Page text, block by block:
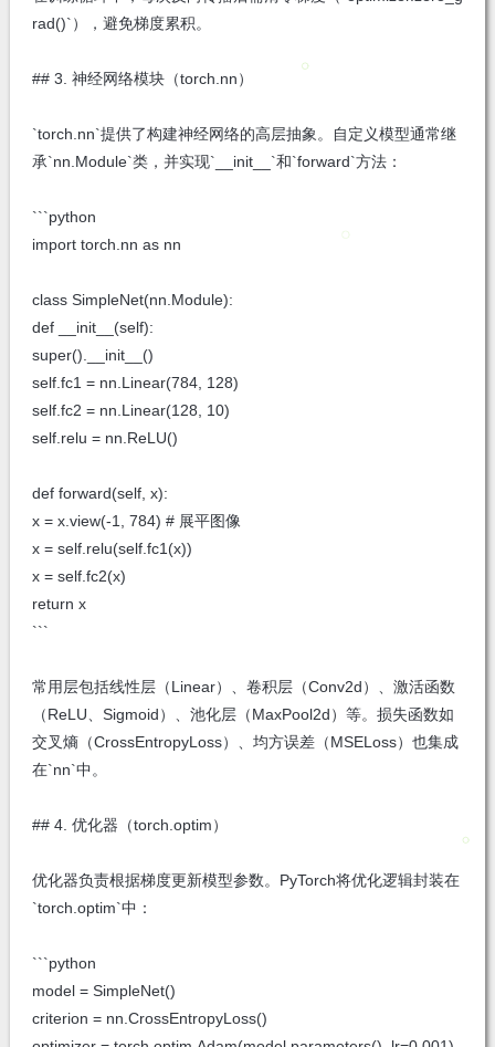
rad()`），避免梯度累积。
## 3. 神经网络模块（torch.nn）
`torch.nn`提供了构建神经网络的高层抽象。自定义模型通常继
承`nn.Module`类，并实现`__init__`和`forward`方法：
```python
import torch.nn as nn
class SimpleNet(nn.Module):
def __init__(self):
super().__init__()
self.fc1 = nn.Linear(784, 128)
self.fc2 = nn.Linear(128, 10)
self.relu = nn.ReLU()
def forward(self, x):
x = x.view(-1, 784) # 展平图像
x = self.relu(self.fc1(x))
x = self.fc2(x)
return x
```
常用层包括线性层（Linear）、卷积层（Conv2d）、激活函数
（ReLU、Sigmoid）、池化层（MaxPool2d）等。损失函数如
交叉熵（CrossEntropyLoss）、均方误差（MSELoss）也集成
在`nn`中。
## 4. 优化器（torch.optim）
优化器负责根据梯度更新模型参数。PyTorch将优化逻辑封装在
`torch.optim`中：
```python
model = SimpleNet()
criterion = nn.CrossEntropyLoss()